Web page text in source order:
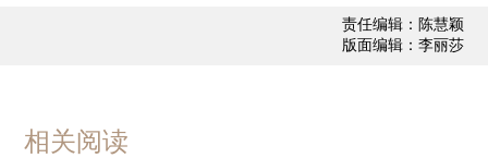
责任编辑：陈慧颖
版面编辑：李丽莎
相关阅读